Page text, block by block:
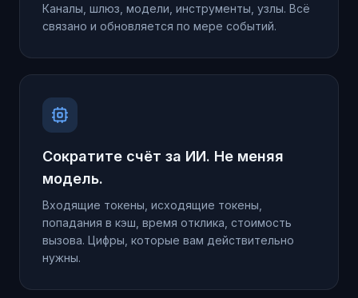
Каналы, шлюз, модели, инструменты, узлы. Всё
связано и обновляется по мере событий.
Сократите счёт за ИИ. Не меняя
модель.
Входящие токены, исходящие токены,
попадания в кэш, время отклика, стоимость
вызова. Цифры, которые вам действительно
нужны.